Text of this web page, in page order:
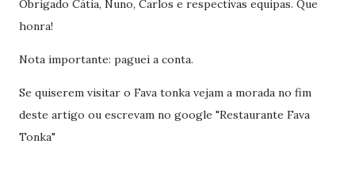
Obrigado Cátia, Nuno, Carlos e respectivas equipas. Que
honra!
Nota importante: paguei a conta.
Se quiserem visitar o Fava tonka vejam a morada no fim
deste artigo ou escrevam no google "Restaurante Fava
Tonka"